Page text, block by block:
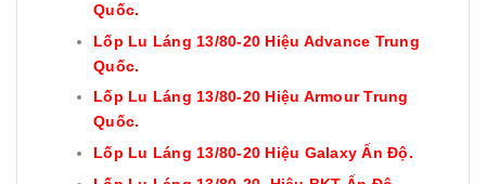
Quốc.
Lốp Lu Láng 13/80-20 Hiệu Advance Trung
Quốc.
Lốp Lu Láng 13/80-20 Hiệu Armour Trung
Quốc.
Lốp Lu Láng 13/80-20 Hiệu Galaxy Ấn Độ.